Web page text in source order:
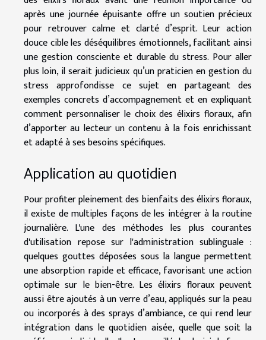
après une journée épuisante offre un soutien précieux
pour retrouver calme et clarté d’esprit. Leur action
douce cible les déséquilibres émotionnels, facilitant ainsi
une gestion consciente et durable du stress. Pour aller
plus loin, il serait judicieux qu’un praticien en gestion du
stress approfondisse ce sujet en partageant des
exemples concrets d’accompagnement et en expliquant
comment personnaliser le choix des élixirs floraux, afin
d’apporter au lecteur un contenu à la fois enrichissant
et adapté à ses besoins spécifiques.
Application au quotidien
Pour profiter pleinement des bienfaits des élixirs floraux,
il existe de multiples façons de les intégrer à la routine
journalière. L'une des méthodes les plus courantes
d'utilisation repose sur l'administration sublinguale :
quelques gouttes déposées sous la langue permettent
une absorption rapide et efficace, favorisant une action
optimale sur le bien-être. Les élixirs floraux peuvent
aussi être ajoutés à un verre d’eau, appliqués sur la peau
ou incorporés à des sprays d’ambiance, ce qui rend leur
intégration dans le quotidien aisée, quelle que soit la